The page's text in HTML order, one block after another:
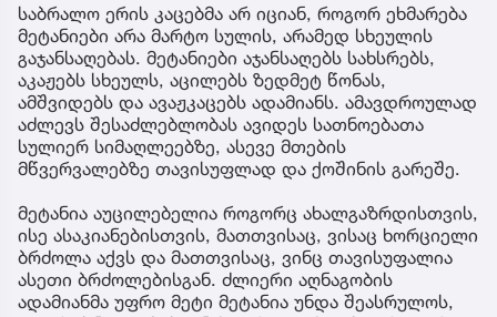
საბრალო ერის კაცებმა არ იციან, როგორ ეხმარება
მეტანიები არა მარტო სულის, არამედ სხეულის
გაჯანსაღებას. მეტანიები აჯანსაღებს სახსრებს,
აკაჟებს სხეულს, აცილებს ზედმეტ წონას,
ამშვიდებს და ავაჟკაცებს ადამიანს. ამავდროულად
აძლევს შესაძლებლობას ავიდეს სათნოებათა
სულიერ სიმაღლეებზე, ასევე მთების
მწვერვალებზე თავისუფლად და ქოშინის გარეშე.
მეტანია აუცილებელია როგორც ახალგაზრდისთვის,
ისე ასაკიანებისთვის, მათთვისაც, ვისაც ხორციელი
ბრძოლა აქვს და მათთვისაც, ვინც თავისუფალია
ასეთი ბრძოლებისგან. ძლიერი აღნაგობის
ადამიანმა უფრო მეტი მეტანია უნდა შეასრულოს,